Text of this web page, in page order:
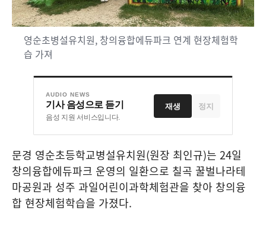
영순초병설유치원, 창의융합에듀파크 연계 현장체험학
습 가져
AUDIO NEWS
기사 음성으로 듣기
음성 지원 서비스입니다.
재생 정지
문경 영순초등학교병설유치원(원장 최인규)는 24일
창의융합에듀파크 운영의 일환으로 칠곡 꿀벌나라테
마공원과 성주 과일어린이과학체험관을 찾아 창의융
합 현장체험학습을 가졌다.